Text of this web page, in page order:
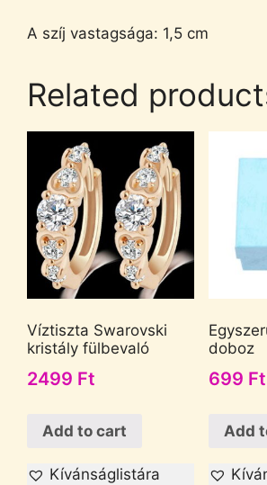
A szíj vastagsága: 1,5 cm
Related
Víztiszta Swarovski
kristály fülbevaló
2499 Ft
Add to cart
Kívánságlistára
doboz
699 Ft
Add